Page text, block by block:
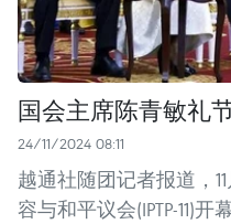
国会主席陈青敏礼
24/11/2024 08:11
越通社随团记者报道，
容与和平议会(IPTP-11)